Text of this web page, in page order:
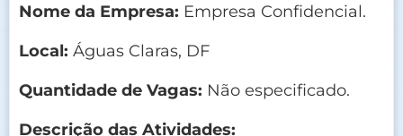
Nome da Empresa: Empresa Confidencial.
Local: Águas Claras, DF
Quantidade de Vagas: Não especificado.
Descrição das Atividades: